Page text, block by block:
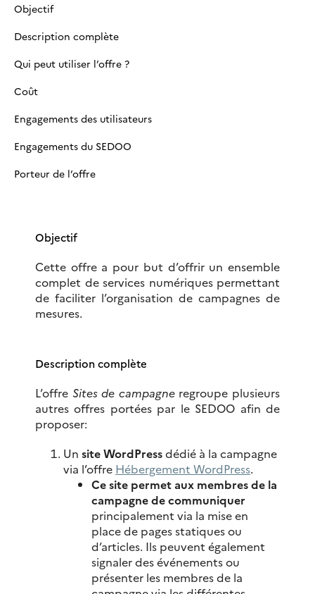
Objectif
Description complète
Qui peut utiliser l’offre ?
Coût
Engagements des utilisateurs
Engagements du SEDOO
Porteur de l’offre
Objectif
Cette offre a pour but d’offrir un ensemble
complet de services numériques permettant
de faciliter l’organisation de campagnes de
mesures.
Description complète
L’offre Sites de campagneregroupe plusieurs
autres offres portées par le SEDOO afin de
proposer:
Un site WordPressdédié à la campagne
via l’offre Hébergement WordPress.
Ce site permet aux membres de la
campagne de communiquer
principalement via la mise en
place de pages statiques ou
d’articles. Ils peuvent également
signaler des événements ou
présenter les membres de la